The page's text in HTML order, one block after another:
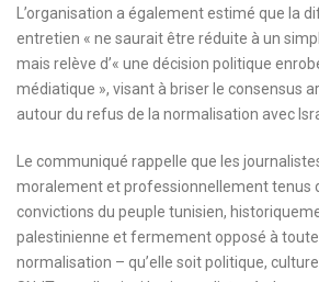
L’organisation a également estimé que la
entretien « ne saurait être réduite à un
mais relève d’« une décision politique
médiatique », visant à briser le consensus
autour du refus de la normalisation avec
Le communiqué rappelle que les
moralement et professionnellement tenus
convictions du peuple tunisien,
palestinienne et fermement opposé à
normalisation – qu’elle soit politique,